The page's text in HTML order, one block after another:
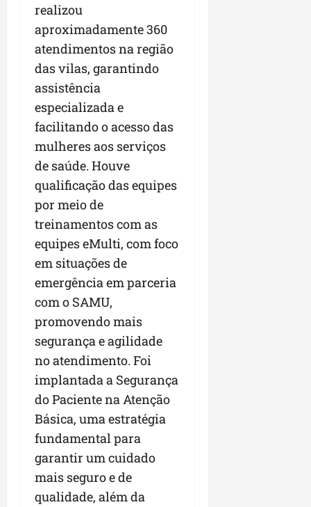
realizou
aproximadamente 360
atendimentos na região
das vilas, garantindo
assistência
especializada e
facilitando o acesso das
mulheres aos serviços
de saúde. Houve
qualificação das equipes
por meio de
treinamentos com as
equipes eMulti, com foco
em situações de
emergência em parceria
com o SAMU,
promovendo mais
segurança e agilidade
no atendimento. Foi
implantada a Segurança
do Paciente na Atenção
Básica, uma estratégia
fundamental para
garantir um cuidado
mais seguro e de
qualidade, além da